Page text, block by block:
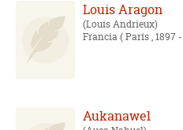
Louis Aragon
Louis Andrieux
Francia( París , 1897
Aukanawel